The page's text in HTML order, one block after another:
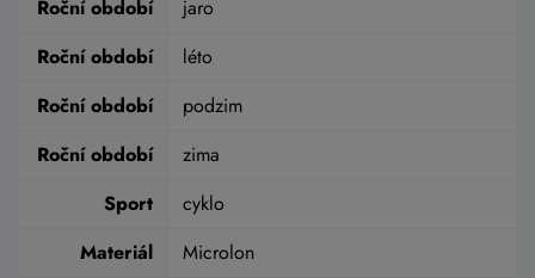
Roční období
jaro
Roční období
léto
Roční období
podzim
Roční období
zima
Sport
cyklo
Materiál
Microlon